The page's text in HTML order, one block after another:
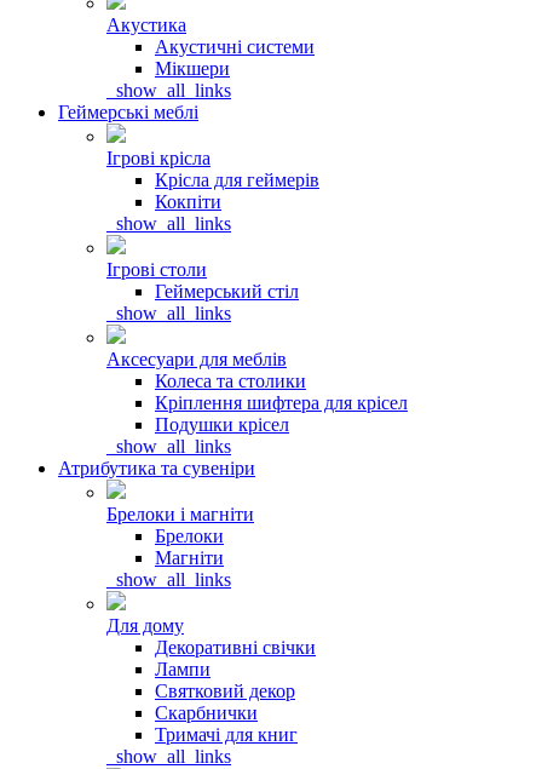
Акустика
Акустичні системи
Мікшери
_show_all_links
Геймерські меблі
Ігрові крісла
Крісла для геймерів
Кокпіти
_show_all_links
Ігрові столи
Геймерський стіл
_show_all_links
Аксесуари для меблів
Колеса та столики
Кріплення шифтера для крісел
Подушки крісел
_show_all_links
Атрибутика та сувеніри
Брелоки і магніти
Брелоки
Магніти
_show_all_links
Для дому
Декоративні свічки
Лампи
Святковий декор
Скарбнички
Тримачі для книг
_show_all_links